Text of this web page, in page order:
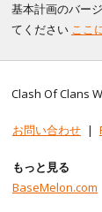
基本計画のバー
てください ここ
Clash Of Clans
お問い合わせ |
もっと見る
BaseMelon.com